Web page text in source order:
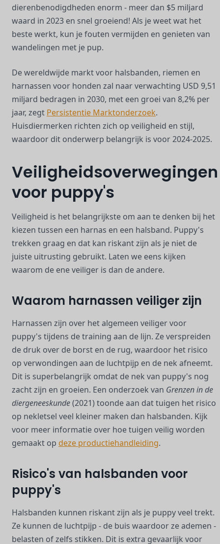
dierenbenodigdheden enorm - meer dan $5 miljard
waard in 2023 en snel groeiend! Als je weet wat het
beste werkt, kun je fouten vermijden en genieten van
wandelingen met je pup.
De wereldwijde markt voor halsbanden, riemen en
harnassen voor honden zal naar verwachting USD 9,51
miljard bedragen in 2030, met een groei van 8,2% per
jaar, zegt Persistentie Marktonderzoek.
Huisdiermerken richten zich op veiligheid en stijl,
waardoor dit onderwerp belangrijk is voor 2024-2025.
Veiligheidsoverwegingen
voor puppy's
Veiligheid is het belangrijkste om aan te denken bij het
kiezen tussen een harnas en een halsband. Puppy's
trekken graag en dat kan riskant zijn als je niet de
juiste uitrusting gebruikt. Laten we eens kijken
waarom de ene veiliger is dan de andere.
Waarom harnassen veiliger zijn
Harnassen zijn over het algemeen veiliger voor
puppy's tijdens de training aan de lijn. Ze verspreiden
de druk over de borst en de rug, waardoor het risico
op verwondingen aan de luchtpijp en de nek afneemt.
Dit is superbelangrijk omdat de nek van puppy's nog
zacht zijn en groeien. Een onderzoek van Grenzen in de
diergeneeskunde(2021) toonde aan dat tuigen het risico
op nekletsel veel kleiner maken dan halsbanden. Kijk
voor meer informatie over hoe tuigen veilig worden
gemaakt op deze productiehandleiding.
Risico's van halsbanden voor
puppy's
Halsbanden kunnen riskant zijn als je puppy veel trekt.
Ze kunnen de luchtpijp - de buis waardoor ze ademen -
belasten of zelfs stikken. Dit is extra gevaarlijk voor